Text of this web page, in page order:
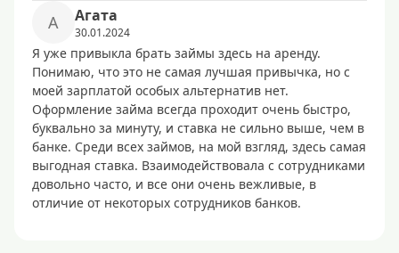
А Агата
30.01.2024
Я уже привыкла брать займы здесь на аренду.
Понимаю, что это не самая лучшая привычка, но с
моей зарплатой особых альтернатив нет.
Оформление займа всегда проходит очень быстро,
буквально за минуту, и ставка не сильно выше, чем в
банке. Среди всех займов, на мой взгляд, здесь самая
выгодная ставка. Взаимодействовала с сотрудниками
довольно часто, и все они очень вежливые, в
отличие от некоторых сотрудников банков.